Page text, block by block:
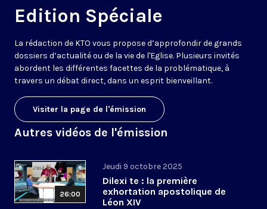
Edition Spéciale
La rédaction de KTO vous propose d’approfondir de grands
dossiers d’actualité ou de la vie de l'Eglise. Plusieurs invités
abordent les différentes facettes de la problématique, à
travers un débat direct, dans un esprit bienveillant.
Visiter la page de l'émission
Autres vidéos de l'émission
26:00
Jeudi 9 octobre 2025
Dilexi te : la première
exhortation apostolique de
Léon XIV